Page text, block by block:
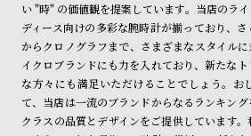
い "時" の価値観を提案しています。当店のラ
ディース向けの多彩な腕時計が揃っており、
からクロノグラフまで、さまざまなスタイル
イクロブランドにも力を入れており、新たな
な方々にも満足いただけることでしょう。お
て、当店は一流のブランドからなるランキン
クラスの品質とデザインをご提供しています